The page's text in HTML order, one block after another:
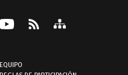
EQUIPO